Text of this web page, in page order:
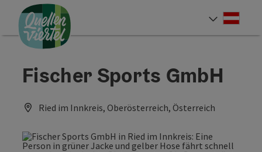
Zum Inhalt
Zur Navigation
Zum Seitenanfang
Fischer Sports GmbH
Ried im Innkreis, Oberösterreich, Österreich